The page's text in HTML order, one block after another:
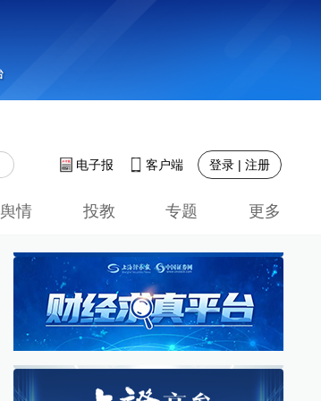
电子报 客户端 登录 | 注册
舆情 投教 专题 更多